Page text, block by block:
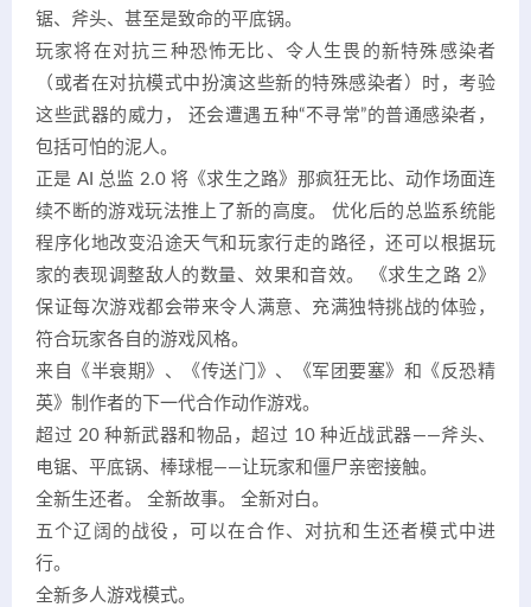
锯、斧头、甚至是致命的平底锅。
玩家将在对抗三种恐怖无比、令人生畏的新特殊感染者
（或者在对抗模式中扮演这些新的特殊感染者）时，考验
这些武器的威力， 还会遭遇五种“不寻常”的普通感染者，
包括可怕的泥人。
正是 AI 总监 2.0 将《求生之路》那疯狂无比、动作场面连
续不断的游戏玩法推上了新的高度。 优化后的总监系统能
程序化地改变沿途天气和玩家行走的路径，还可以根据玩
家的表现调整敌人的数量、效果和音效。 《求生之路 2》
保证每次游戏都会带来令人满意、充满独特挑战的体验，
符合玩家各自的游戏风格。
来自《半衰期》、《传送门》、《军团要塞》和《反恐精
英》制作者的下一代合作动作游戏。
超过 20 种新武器和物品，超过 10 种近战武器——斧头、
电锯、平底锅、棒球棍——让玩家和僵尸亲密接触。
全新生还者。 全新故事。 全新对白。
五个辽阔的战役，可以在合作、对抗和生还者模式中进
行。
全新多人游戏模式。